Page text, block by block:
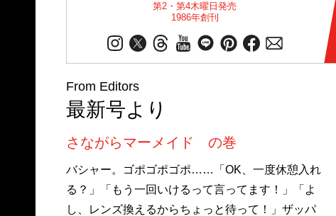
第2・第4木曜日発売
1986年創刊
From Editors
最新号より
さながらマーメイド の巻
バシャー。ゴポゴポゴポ……「OK、一度休憩入れ
る？」「もう一回いけるって言ってます！」「よ
し、レンズ換えるからちょっと待って！」ザッパ